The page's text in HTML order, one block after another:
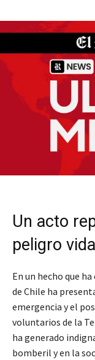
Un acto
peligro
En un hecho que
de Chile ha
emergencia y el
voluntarios de la
ha generado
bomberil y en la